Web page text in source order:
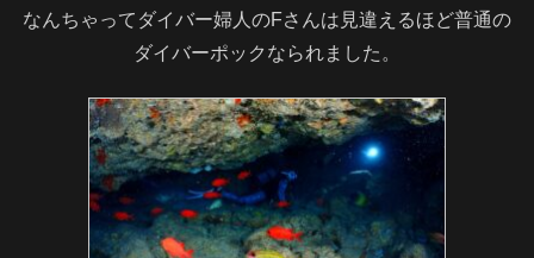
なんちゃってダイバー婦人のFさんは見違えるほど普通の
ダイバーポックなられました。